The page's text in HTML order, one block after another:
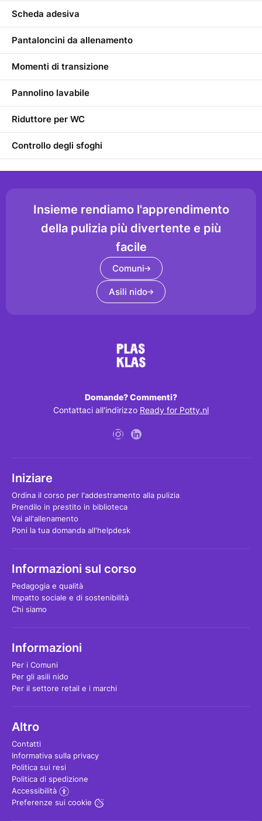
Scheda adesiva
Pantaloncini da allenamento
Momenti di transizione
Pannolino lavabile
Riduttore per WC
Controllo degli sfoghi
Insieme rendiamo l'apprendimento
della pulizia più divertente e più
facile
Comuni
Asili nido
Domande? Commenti?
Contattaci all'indirizzo Ready for Potty.nl
Iniziare
Ordina il corso per l'addestramento alla pulizia
Prendilo in prestito in biblioteca
Vai all'allenamento
Poni la tua domanda all'helpdesk
Informazioni sul corso
Pedagogia e qualità
Impatto sociale e di sostenibilità
Chi siamo
Informazioni
Per i Comuni
Per gli asili nido
Per il settore retail e i marchi
Altro
Contatti
Informativa sulla privacy
Politica sui resi
Politica di spedizione
Accessibilità
Preferenze sui cookie